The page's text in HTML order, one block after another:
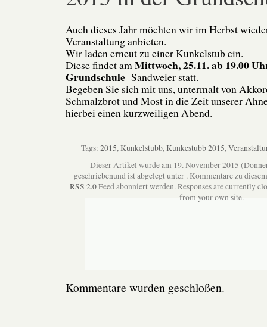
Auch dieses Jahr möchten wir im Herbst
Veranstaltung anbieten.
Wir laden erneut zu einer Kunkelstub ein.
Diese findet amMittwoch, 25.11. ab 19.00
Grundschule Sandweier statt.
Begeben Sie sich mit uns, untermalt von
Schmalzbrot und Most in die Zeit unserer
hierbei einen kurzweiligen Abend.
Tags: 2015,Kunkelstubb,Kunkestubb 2015,
Dieser Artikel wurde am 19. November 2015
geschriebenund ist abgelegt unter . Kommentare zu
RSS 2.0Feed abonniert werden. Responses are currently
from your own site.
Kommentare wurden geschloßen.